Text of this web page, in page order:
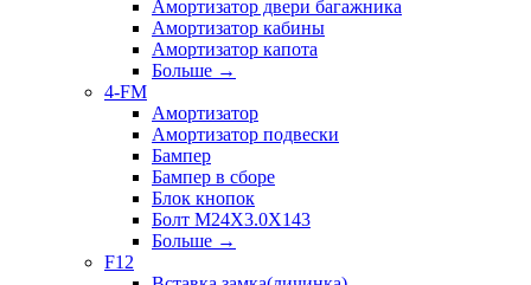
Амортизатор двери багажника
Амортизатор кабины
Амортизатор капота
Больше →
4-FM
Амортизатор
Амортизатор подвески
Бампер
Бампер в сборе
Блок кнопок
Болт M24X3.0X143
Больше →
F12